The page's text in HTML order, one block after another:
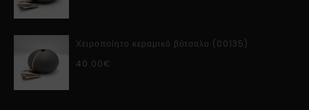
Χειροποίητο κεραμικό βότσαλο (00135)
40.00€